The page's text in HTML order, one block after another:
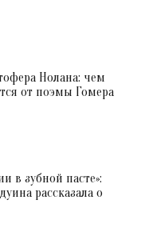
Нолана: чем
от поэмы Гомера
в зубной пасте»:
рассказала о